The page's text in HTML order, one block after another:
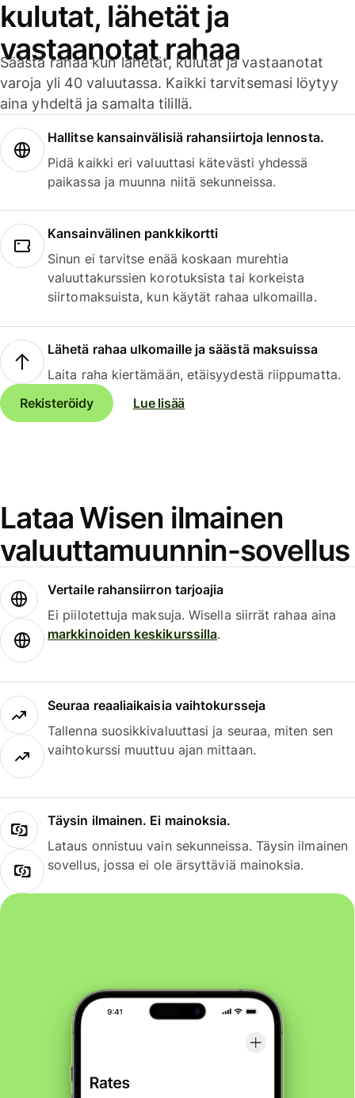
kulutat, lähetät ja
vastaanotat rahaa
Säästä rahaa kun lähetät, kulutat ja vastaanotat
varoja yli 40 valuutassa. Kaikki tarvitsemasi löytyy
aina yhdeltä ja samalta tilillä.
Hallitse kansainvälisiä rahansiirtoja lennosta.
Pidä kaikki eri valuuttasi kätevästi yhdessä
paikassa ja muunna niitä sekunneissa.
Kansainvälinen pankkikortti
Sinun ei tarvitse enää koskaan murehtia
valuuttakurssien korotuksista tai korkeista
siirtomaksuista, kun käytät rahaa ulkomailla.
Lähetä rahaa ulkomaille ja säästä maksuissa
Laita raha kiertämään, etäisyydestä riippumatta.
Rekisteröidy
Lue lisää
Lataa Wisen ilmainen
valuuttamuunnin-sovellus
Vertaile rahansiirron tarjoajia
Ei piilotettuja maksuja. Wisella siirrät rahaa aina
markkinoiden keskikurssilla.
Seuraa reaaliaikaisia vaihtokursseja
Tallenna suosikkivaluuttasi ja seuraa, miten sen
vaihtokurssi muuttuu ajan mittaan.
Täysin ilmainen. Ei mainoksia.
Lataus onnistuu vain sekunneissa. Täysin ilmainen
sovellus, jossa ei ole ärsyttäviä mainoksia.